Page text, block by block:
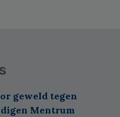
geweld tegen
Mentrum